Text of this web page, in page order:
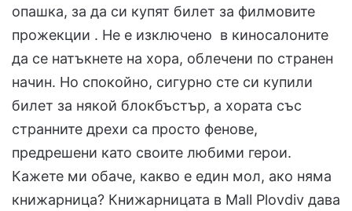
опашка, за да си купят билет за филмовите
прожекции . Не е изключено в киносалоните
да се натъкнете на хора, облечени по странен
начин. Но спокойно, сигурно сте си купили
билет за някой блокбъстър, а хората със
странните дрехи са просто фенове,
предрешени като своите любими герои.
Кажете ми обаче, какво е един мол, ако няма
книжарница? Книжарницата в Mall Plovdiv дава